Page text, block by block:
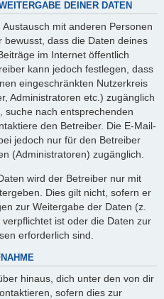
DEINER DATEN
mit anderen Personen
dass die Daten deines
im Internet öffentlich
kann jedoch festlegen, dass
eingeschränkten Nutzerkreis
Administratoren etc.) zugänglich
suche nach entsprechenden
den Betreiber. Die E-Mail-
jedoch nur für den Betreiber
(Administratoren) zugänglich.
wird der Betreiber nur mit
Dies gilt nicht, sofern er
zur Weitergabe der Daten (z.
ist oder die Daten zur
erforderlich sind.
hinaus, dich unter den von dir
sofern dies zur